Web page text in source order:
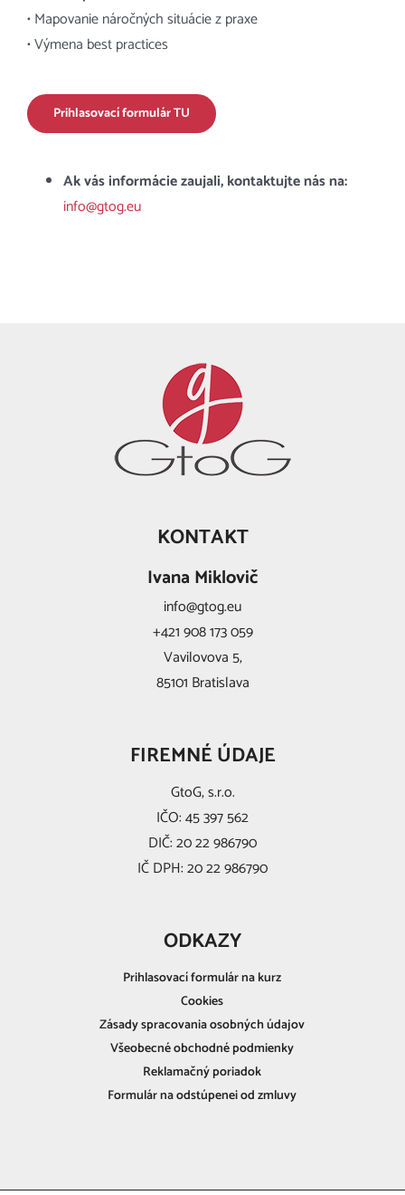
• Mapovanie náročných situácie z praxe
• Výmena best practices
Prihlasovací formulár TU
Ak vás informácie zaujali, kontaktujte nás na:
info@gtog.eu
KONTAKT
Ivana Miklovič
info@gtog.eu
+421 908 173 059
Vavilovova 5,
85101 Bratislava
FIREMNÉ ÚDAJE
GtoG, s.r.o.
IČO: 45 397 562
DIČ: 20 22 986790
IČ DPH: 20 22 986790
ODKAZY
Prihlasovací formulár na kurz
Cookies
Zásady spracovania osobných údajov
Všeobecné obchodné podmienky
Reklamačný poriadok
Formulár na odstúpenei od zmluvy